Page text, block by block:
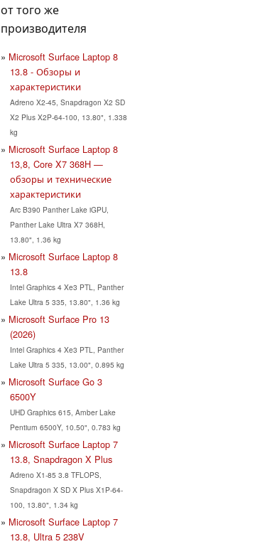
от того же
производителя
Microsoft Surface Laptop 8
13.8 - Обзоры и
характеристики
Adreno X2-45, Snapdragon X2 SD
X2 Plus X2P-64-100, 13.80", 1.338
kg
Microsoft Surface Laptop 8
13,8, Core X7 368H —
обзоры и технические
характеристики
Arc B390 Panther Lake iGPU,
Panther Lake Ultra X7 368H,
13.80", 1.36 kg
Microsoft Surface Laptop 8
13.8
Intel Graphics 4 Xe3 PTL, Panther
Lake Ultra 5 335, 13.80", 1.36 kg
Microsoft Surface Pro 13
(2026)
Intel Graphics 4 Xe3 PTL, Panther
Lake Ultra 5 335, 13.00", 0.895 kg
Microsoft Surface Go 3
6500Y
UHD Graphics 615, Amber Lake
Pentium 6500Y, 10.50", 0.783 kg
Microsoft Surface Laptop 7
13.8, Snapdragon X Plus
Adreno X1-85 3.8 TFLOPS,
Snapdragon X SD X Plus X1P-64-
100, 13.80", 1.34 kg
Microsoft Surface Laptop 7
13.8, Ultra 5 238V